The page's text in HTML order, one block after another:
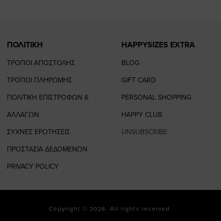
ΠΟΛΙΤΙΚΗ
ΤΡΟΠΟΙ ΑΠΟΣΤΟΛΗΣ
ΤΡΟΠΟΙ ΠΛΗΡΩΜΗΣ
ΠΟΛΙΤΙΚΗ ΕΠΙΣΤΡΟΦΩΝ &
ΑΛΛΑΓΩΝ
ΣΥΧΝΕΣ ΕΡΩΤΗΣΕΙΣ
ΠΡΟΣΤΑΣΙΑ ΔΕΔΟΜΕΝΩΝ
PRIVACY POLICY
HAPPYSIZES EXTRA
BLOG
GIFT CARD
PERSONAL SHOPPING
HAPPY CLUB
UNSUBSCRIBE
Copyright © 2026. All rights reserved.